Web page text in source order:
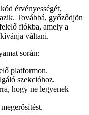
érvényességét,
Továbbá, győződjön
fiókba, amely a
váltani.
során:
platformon.
szekcióhoz.
hogy ne legyenek